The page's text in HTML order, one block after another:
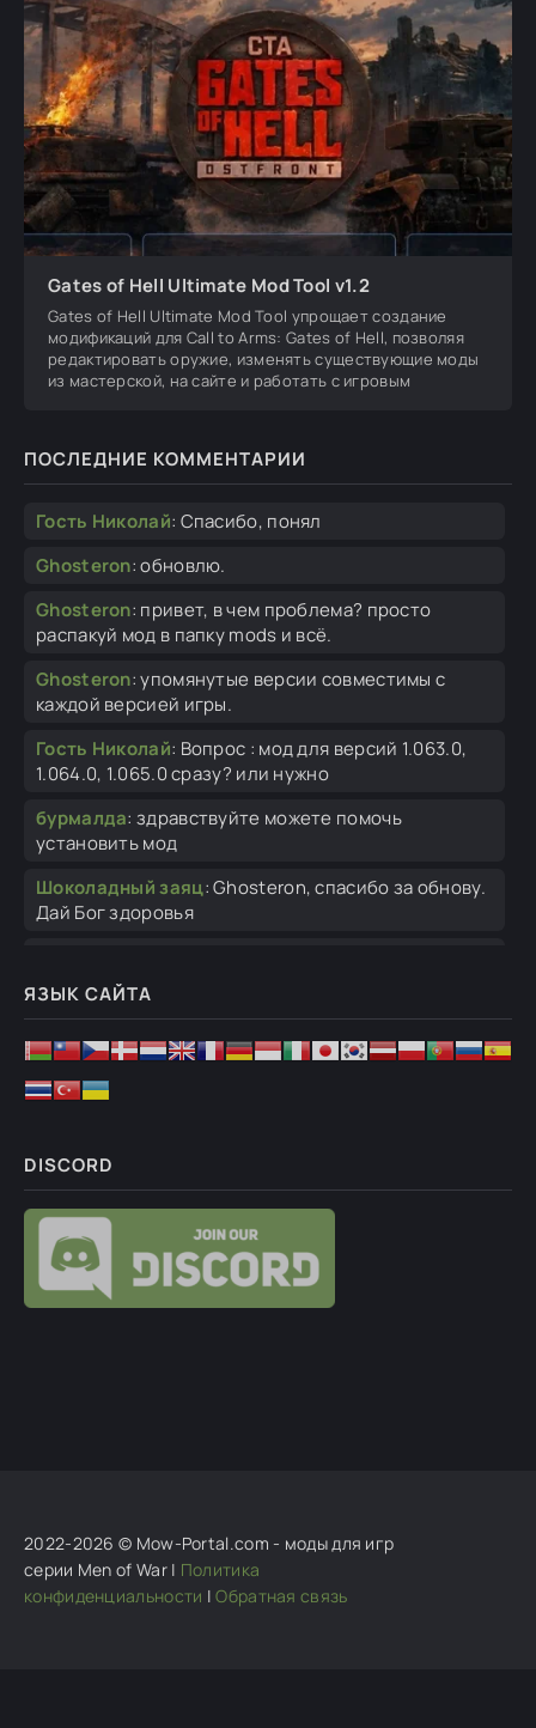
Gates of Hell Ultimate Mod Tool v1.2
Gates of Hell Ultimate Mod Tool упрощает создание
модификаций для Call to Arms: Gates of Hell, позволяя
редактировать оружие, изменять существующие моды
из мастерской, на сайте и работать с игровым
ПОСЛЕДНИЕ КОММЕНТАРИИ
Гость Николай: Спасибо, понял
Ghosteron:обновлю.
Ghosteron: привет, в чем проблема? просто
распакуй мод в папку mods и всё.
Ghosteron:упомянутые версии совместимы с
каждой версией игры.
Гость Николай: Вопрос : мод для версий 1.063.0,
1.064.0, 1.065.0 сразу? или нужно
бурмалда:здравствуйте можете помочь
установить мод
Шоколадный заяц:Ghosteron, спасибо за обнову.
Дай Бог здоровья
на стиме уже есть. Выкидывает не
стас:Выкидывает на новой версии не могу
поставить
S_Malevich_S
Vasya:А как можно включить его в режиме схватке
против ИИ или есть другой спавн
S_Malevich_S
Встаньте кто на раздачу. Осталось
3% докачать
Гость андрей:скриншот не сделал все удалил
ЯЗЫК САЙТА
DISCORD
2022-2026 © Mow-Portal.com - моды для игр
серии Men of War | Политика
конфиденциальности |Обратная связь